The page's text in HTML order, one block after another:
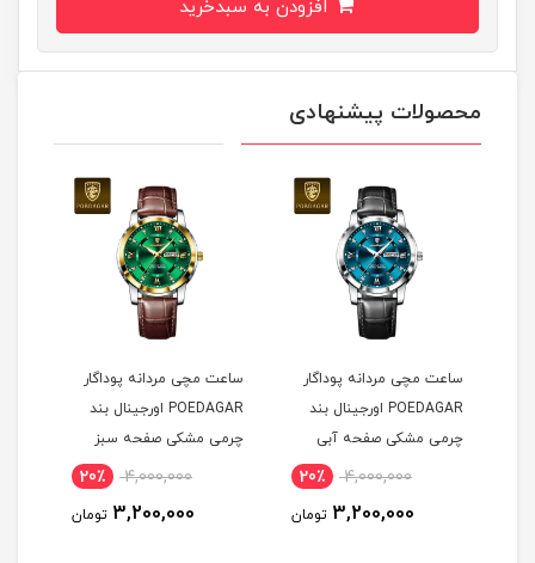
محصولات پیشنهادی
ساعت مچی مردانه پوداگار
POEDAGAR اورجينال بند
چرمی مشکی صفحه آبی
4,000,000 20٪
3,200,000 تومان
ساعت مچی مردانه پوداگار
POEDAGAR اورجينال بند
چرمی مشکی صفحه سبز
4,000,000 20٪
3,200,000 تومان